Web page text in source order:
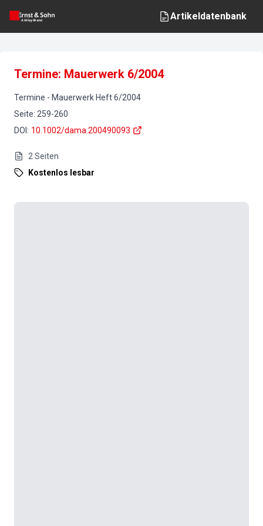
Artikeldatenbank
Termine: Mauerwerk 6/2004
Termine - Mauerwerk Heft6/2004
Seite: 259-260
DOI : 10.1002/dama.200490093
2 Seiten
Kostenlos lesbar